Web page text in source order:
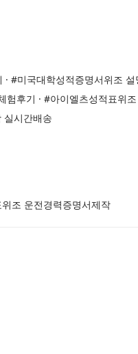
#미국대학성적증명서위조
후기 · #아이엘츠성적표위
실시간배송
조 운전경력증명서제작